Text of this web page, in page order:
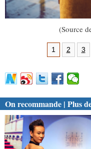
(Source
1 2 3
On recommande | Plus